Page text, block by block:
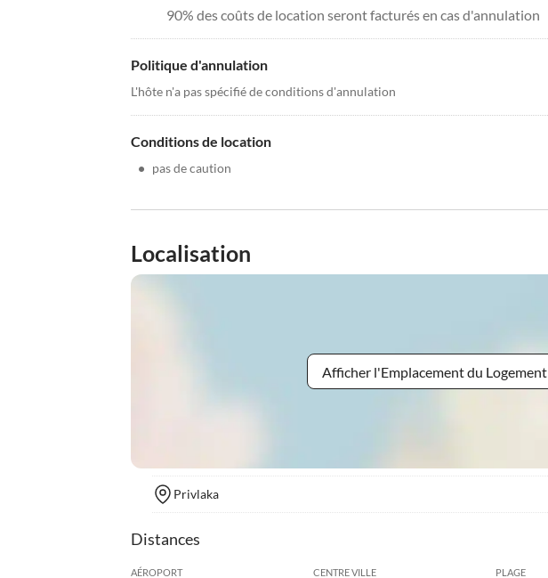
90% des coûts de location seront facturés en cas d'annulation
Politique d'annulation
L'hôte n'a pas spécifié de conditions d'annulation
Conditions de location
• pas de caution
Localisation
Afficher l'Emplacement du Logement
Privlaka
Distances
AÉROPORT CENTRE VILLE PLAGE